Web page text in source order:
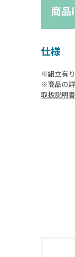
商品
仕様
※組立有り
※商品の
取扱説明